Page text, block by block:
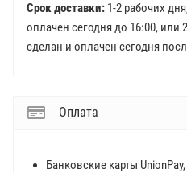
Срок доставки: 1-2 рабочих
оплачен сегодня до 16:00, или
сделан и оплачен сегодня
Оплата
Банковские карты